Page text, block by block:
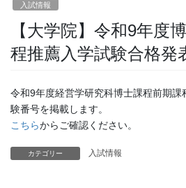
入試情報
【大学院】令和9年度
程推薦入学試験合格発
令和9年度経営学研究科博士課程前期課
験番号を掲載します。
こちらからご確認ください。
カテゴリー 入試情報